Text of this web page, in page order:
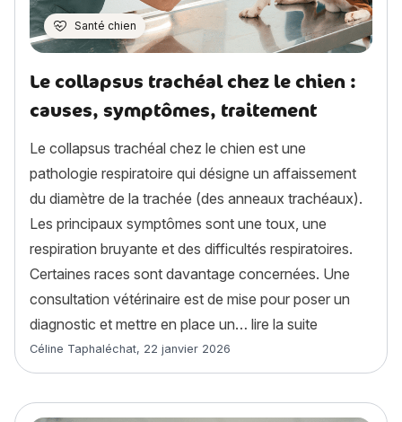
Santé chien
Le collapsus trachéal chez le chien :
causes, symptômes, traitement
Le collapsus trachéal chez le chien est une
pathologie respiratoire qui désigne un affaissement
du diamètre de la trachée (des anneaux trachéaux).
Les principaux symptômes sont une toux, une
respiration bruyante et des difficultés respiratoires.
Certaines races sont davantage concernées. Une
consultation vétérinaire est de mise pour poser un
diagnostic et mettre en place un… lire la suite
Article rédigé par
Céline Taphaléchat, 22 janvier 2026